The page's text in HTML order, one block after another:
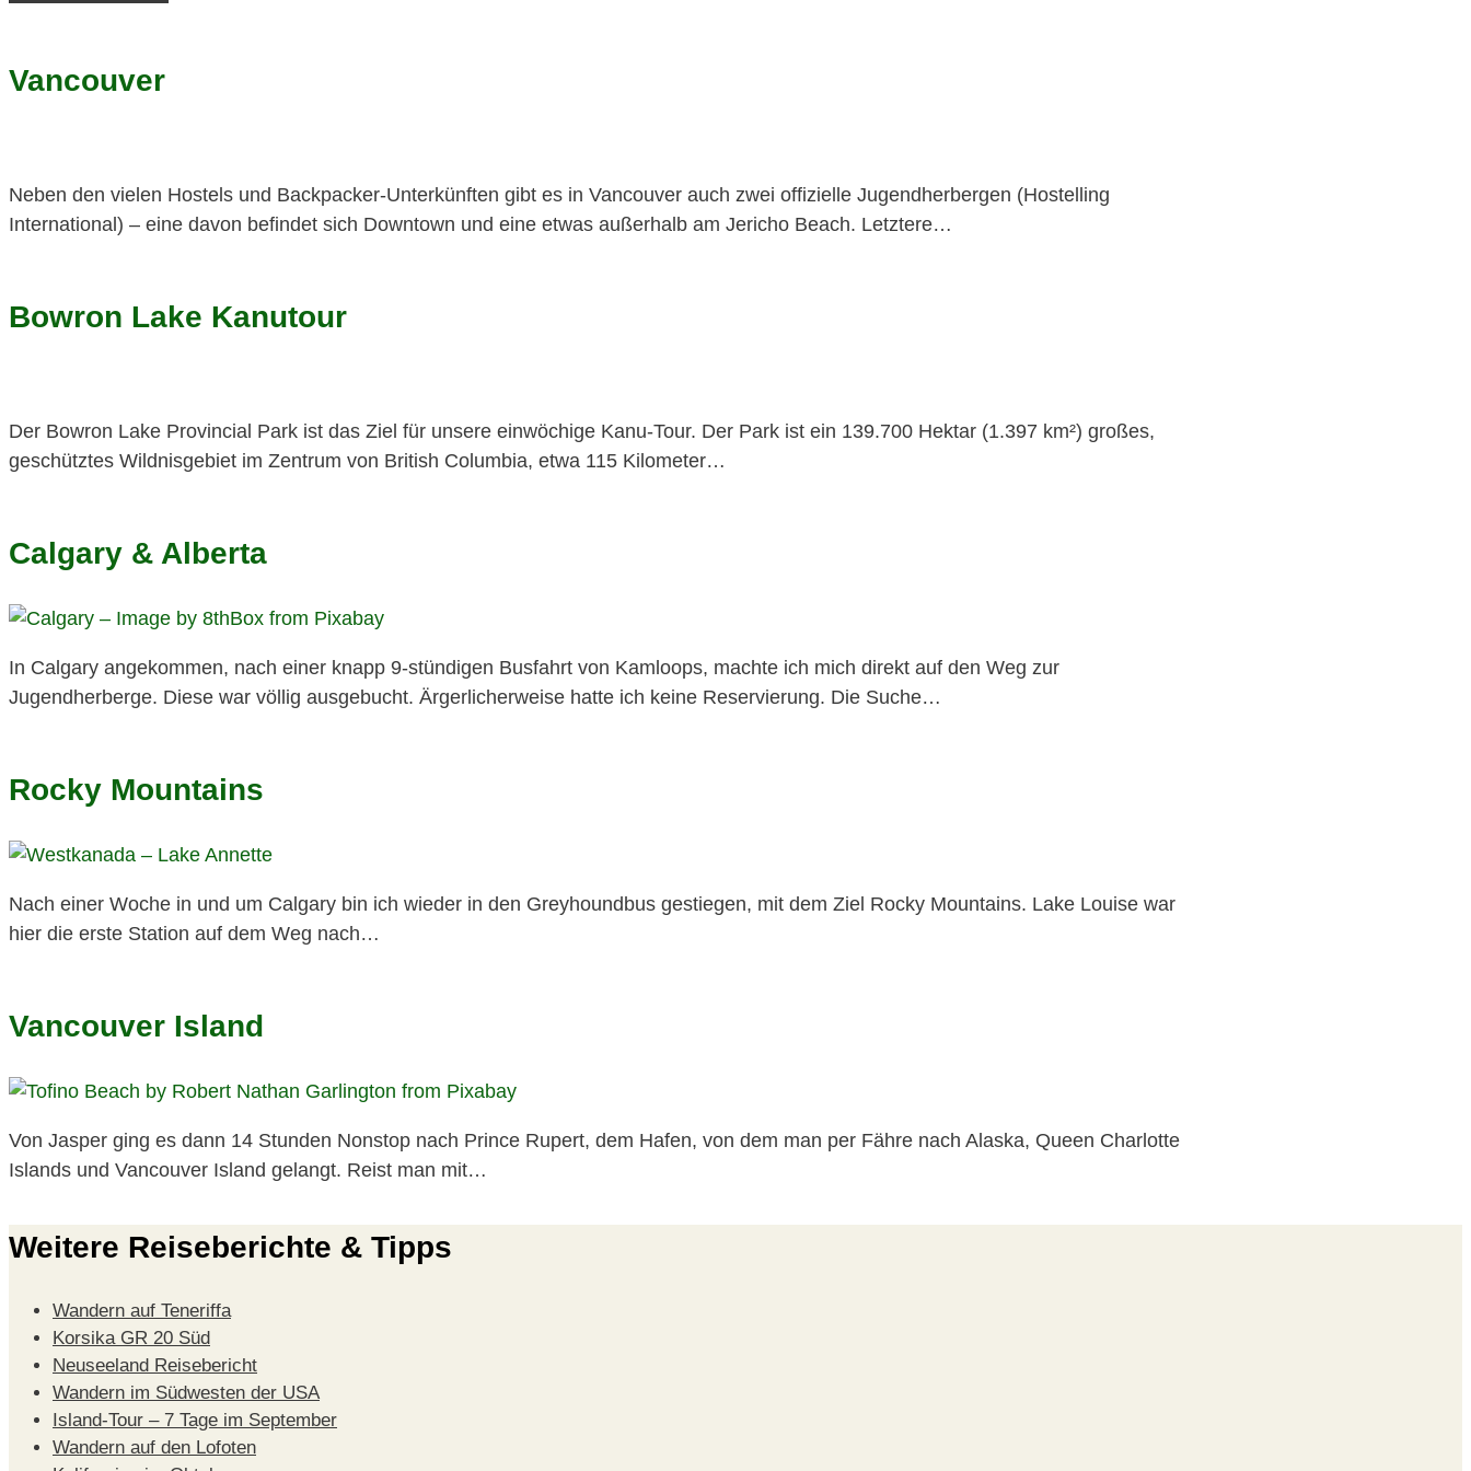
Vancouver
Neben den vielen Hostels und Backpacker-Unterkünften gibt es in Vancouver auch zwei offizielle Jugendherbergen (Hostelling
International) – eine davon befindet sich Downtown und eine etwas außerhalb am Jericho Beach. Letztere…
Bowron Lake Kanutour
Der Bowron Lake Provincial Park ist das Ziel für unsere einwöchige Kanu-Tour. Der Park ist ein 139.700 Hektar (1.397 km²) großes,
geschütztes Wildnisgebiet im Zentrum von British Columbia, etwa 115 Kilometer…
Calgary & Alberta
In Calgary angekommen, nach einer knapp 9-stündigen Busfahrt von Kamloops, machte ich mich direkt auf den Weg zur
Jugendherberge. Diese war völlig ausgebucht. Ärgerlicherweise hatte ich keine Reservierung. Die Suche…
Rocky Mountains
Nach einer Woche in und um Calgary bin ich wieder in den Greyhoundbus gestiegen, mit dem Ziel Rocky Mountains. Lake Louise war
hier die erste Station auf dem Weg nach…
Vancouver Island
Von Jasper ging es dann 14 Stunden Nonstop nach Prince Rupert, dem Hafen, von dem man per Fähre nach Alaska, Queen Charlotte
Islands und Vancouver Island gelangt. Reist man mit…
Weitere Reiseberichte & Tipps
Wandern auf Teneriffa
Korsika GR 20 Süd
Neuseeland Reisebericht
Wandern im Südwesten der USA
Island-Tour – 7 Tage im September
Wandern auf den Lofoten